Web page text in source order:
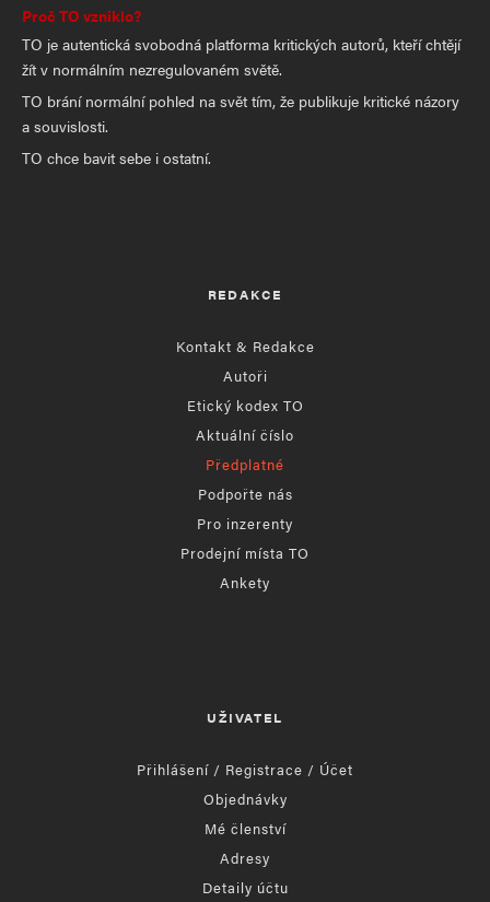
Proč TO vzniklo?
TO je autentická svobodná platforma kritických autorů, kteří chtějí
žít v normálním nezregulovaném světě.
TO brání normální pohled na svět tím, že publikuje kritické názory
a souvislosti.
TO chce bavit sebe i ostatní.
REDAKCE
Kontakt & Redakce
Autoři
Etický kodex TO
Aktuální číslo
Předplatné
Podpořte nás
Pro inzerenty
Prodejní místa TO
Ankety
UŽIVATEL
Přihlášení / Registrace / Účet
Objednávky
Mé členství
Adresy
Detaily účtu